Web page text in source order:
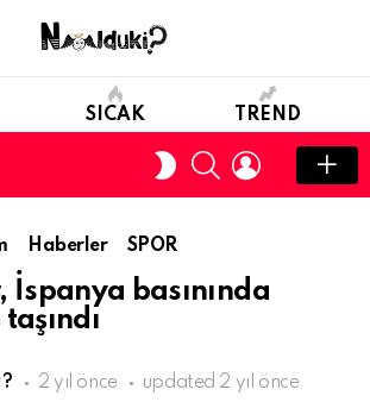
SICAK TREND
SWITCH
SKIN
SEARCHLOGIN
Haberler SPOR
İspanya basınında
2 yıl önce updated 2 yıl önce